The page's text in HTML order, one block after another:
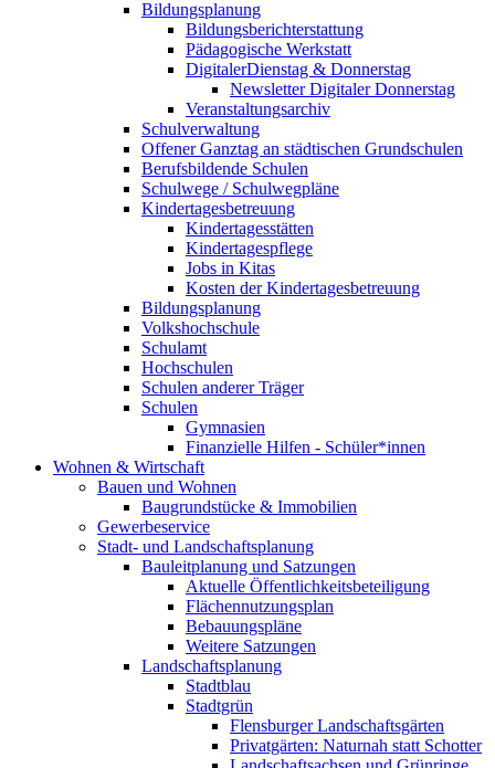
Bildungsplanung
Bildungsberichterstattung
Pädagogische Werkstatt
DigitalerDienstag & Donnerstag
Newsletter Digitaler Donnerstag
Veranstaltungsarchiv
Schulverwaltung
Offener Ganztag an städtischen Grundschulen
Berufsbildende Schulen
Schulwege / Schulwegpläne
Kindertagesbetreuung
Kindertagesstätten
Kindertagespflege
Jobs in Kitas
Kosten der Kindertagesbetreuung
Bildungsplanung
Volkshochschule
Schulamt
Hochschulen
Schulen anderer Träger
Schulen
Gymnasien
Finanzielle Hilfen - Schüler*innen
Wohnen & Wirtschaft
Bauen und Wohnen
Baugrundstücke & Immobilien
Gewerbeservice
Stadt- und Landschaftsplanung
Bauleitplanung und Satzungen
Aktuelle Öffentlichkeitsbeteiligung
Flächennutzungsplan
Bebauungspläne
Weitere Satzungen
Landschaftsplanung
Stadtblau
Stadtgrün
Flensburger Landschaftsgärten
Privatgärten: Naturnah statt Schotter